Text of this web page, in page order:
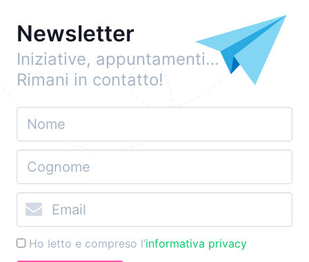
Newsletter
Iniziative, appuntamenti…
Rimani in contatto!
Ho letto e compreso l’informativa privacy